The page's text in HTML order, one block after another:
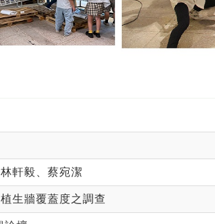
林軒毅、蔡宛潔
生牆覆蓋度之調查